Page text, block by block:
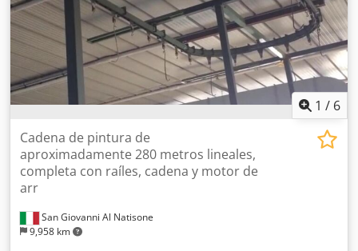
1 / 6
San Giovanni Al Natisone
9,958 km
Cadena de pintura de
aproximadamente 280 metros lineales,
completa con raíles, cadena y motor de
arr